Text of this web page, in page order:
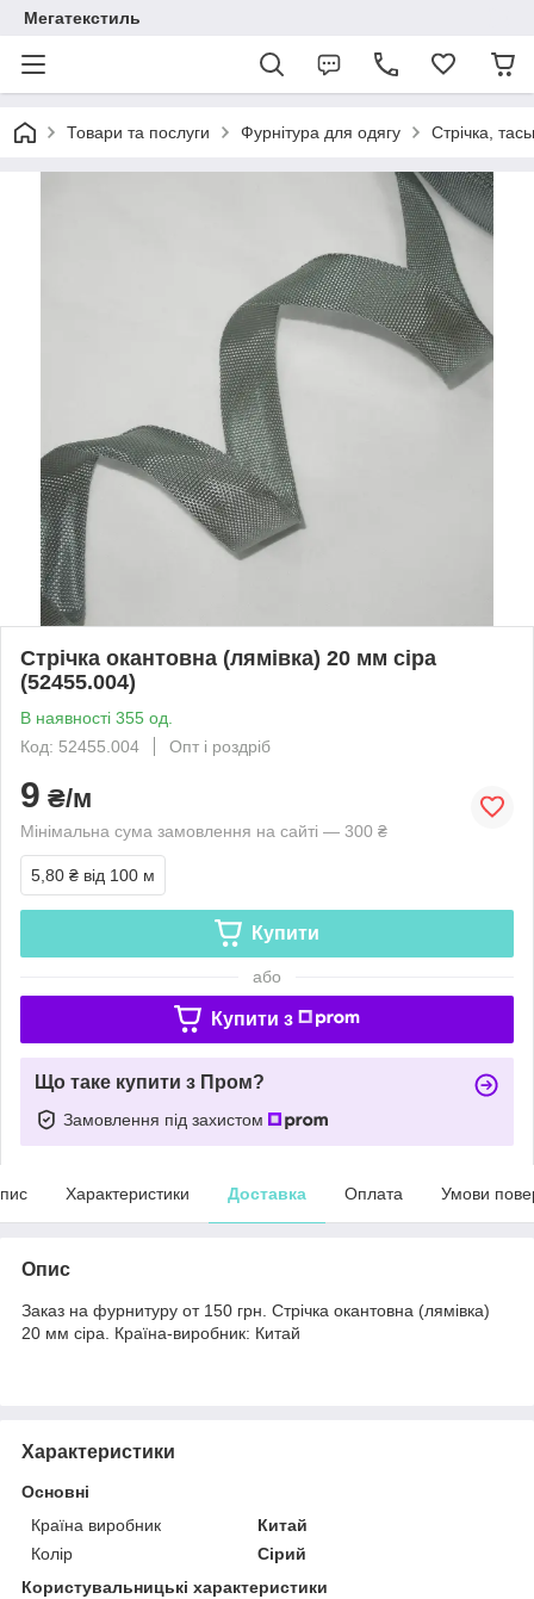
Мегатекстиль
Товари та послуги Фурнітура для одягу Стрічка,
Стрічка окантовна (лямівка) 20 мм сіра
(52455.004)
В наявності 355 од.
Код: 52455.004
Опт і роздріб
9 ₴/м
Мінімальна сума замовлення на сайті — 300 ₴
5,80 ₴ від 100 м
Купити
або
Купити з
Що таке купити з Пром?
Замовлення під захистом
Характеристики Доставка Оплата Умови
Опис
Заказ на фурнитуру от 150 грн. Стрічка окантовна (лямівка)
20 мм сіра. Країна-виробник: Китай
Характеристики
Основні
Країна виробник
Китай
Колір
Сірий
Користувальницькі характеристики